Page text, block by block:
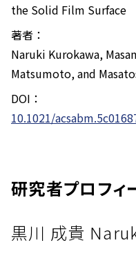
the Solid Film Surface
著者：
Naruki Kurokawa,
Matsumoto, and
DOI：
10.1021/
研究者プロフィ
黒川 成貴